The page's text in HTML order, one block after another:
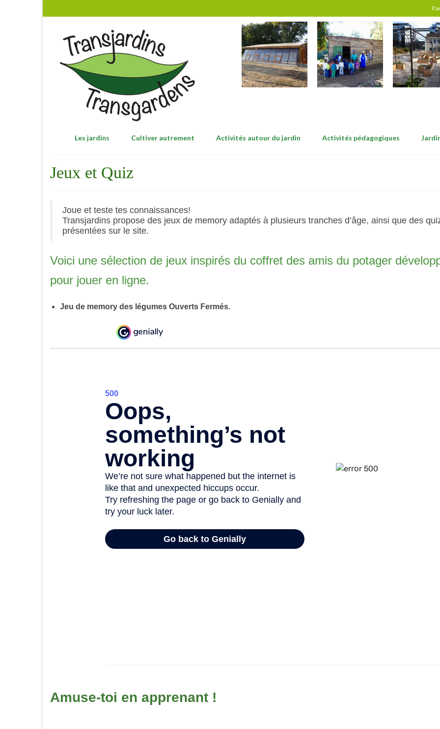
Les jardins Cultiver autrement Activités autour du jardin Activités pédagogiques
Jeux et Quiz
Joue et teste tes connaissances!
Transjardins propose des jeux de memory adaptés à plusieurs tranches d’âge, ainsi que des
présentées sur le site.
Voici une sélection de jeux inspirés du coffret des amis du potager
pour jouer en ligne.
Jeu de memory des légumes Ouverts Fermés.
Amuse-toi en apprenant !